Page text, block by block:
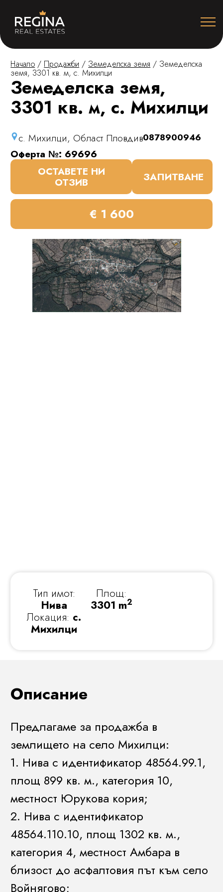
Начало / Продажби / Земеделска земя / Земеделска
земя, 3301 кв. м, с. Михилци
Земеделска земя,
3301 кв. м, с. Михилци
с. Михилци, Област Пловдив0878900946
Оферта №: 69696
ОСТАВЕТЕ НИ
ОТЗИВ ЗАПИТВАНЕ
€ 1 600
Тип имот:
Нива
Локация: с.
Михилци
Площ:
3301 m2
Описание
Предлагаме за продажба в
землището на село Михилци:
1. Нива с идентификатор 48564.99.1,
площ 899 кв. м., категория 10,
местност Юрукова кория;
2. Нива с идентификатор
48564.110.10, площ 1302 кв. м.,
категория 4, местност Амбара в
близост до асфалтовия път към село
Войнягово;